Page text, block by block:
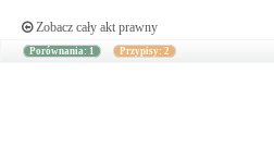
Zobacz cały akt prawny
Porównania: 1 Przypisy: 2